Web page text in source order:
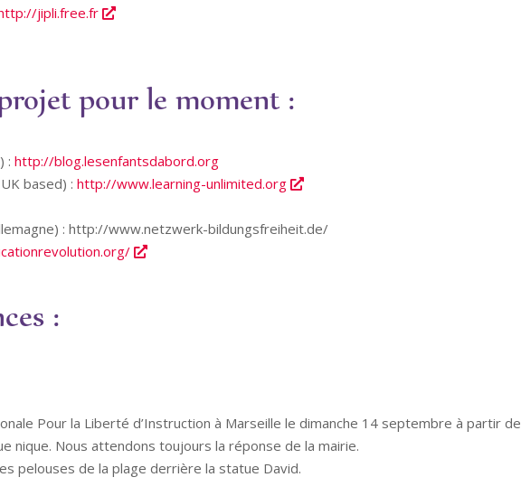
jipli.free.fr
pour le moment :
: http://blog.lesenfantsdabord.org
based) : http://www.learning-unlimited.org
: http://www.netzwerk-bildungsfreiheit.de/
:
Pour la Liberté d’Instruction à Marseille le dimanche 14 septembre à partir de
nique. Nous attendons toujours la réponse de la mairie.
pelouses de la plage derrière la statue David.